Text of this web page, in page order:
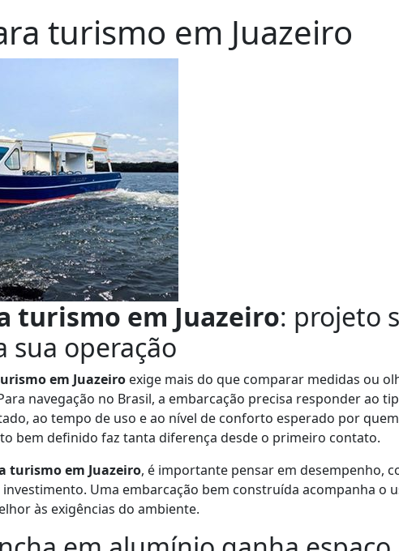
turismo em Juazeiro
turismo em Juazeiro: projeto
sua operação
em Juazeiro exige mais do que comparar medidas ou
navegação no Brasil, a embarcação precisa responder ao
ao tempo de uso e ao nível de conforto esperado por
bem definido faz tanta diferença desde o primeiro contato.
turismo em Juazeiro, é importante pensar em desempenho,
Uma embarcação bem construída acompanha o
às exigências do ambiente.